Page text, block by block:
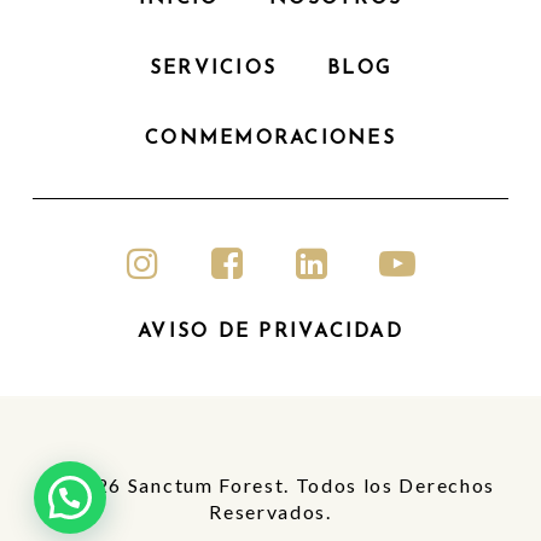
SERVICIOS BLOG
CONMEMORACIONES
AVISO DE PRIVACIDAD
© 2026 Sanctum Forest. Todos los Derechos
Reservados.